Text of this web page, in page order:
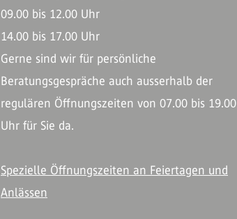
09.00 bis 12.00 Uhr
14.00 bis 17.00 Uhr
Gerne sind wir für persönliche
Beratungsgespräche auch ausserhalb der
regulären Öffnungszeiten von 07.00 bis 19.00
Uhr für Sie da.
Spezielle Öffnungszeiten an Feiertagen und
Anlässen